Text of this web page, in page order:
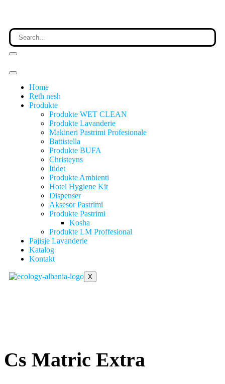
Home
Reth nesh
Produkte
Produkte WET CLEAN
Produkte Lavanderie
Makineri Pastrimi Profesionale
Battistella
Produkte BUFA
Christeyns
Itidet
Produkte Ambienti
Hotel Hygiene Kit
Dispenser
Aksesor Pastrimi
Produkte Pastrimi
Kosha
Produkte LM Proffesional
Pajisje Lavanderie
Katalog
Kontakt
X
Cs Matric Extra